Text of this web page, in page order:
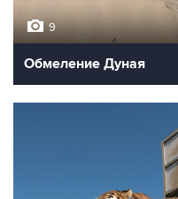
9
Обмеление Дуная